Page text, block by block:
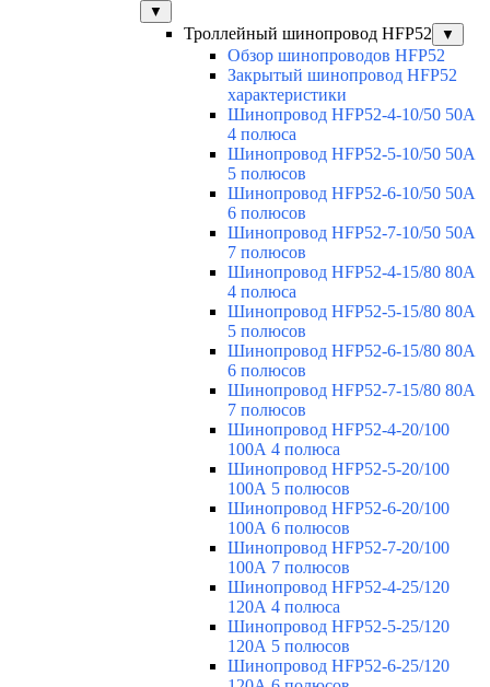
▼
Троллейный шинопровод HFP52 ▼
Обзор шинопроводов HFP52
Закрытый шинопровод HFP52
характеристики
Шинопровод HFP52-4-10/50 50A
4 полюса
Шинопровод HFP52-5-10/50 50А
5 полюсов
Шинопровод HFP52-6-10/50 50А
6 полюсов
Шинопровод HFP52-7-10/50 50А
7 полюсов
Шинопровод HFP52-4-15/80 80A
4 полюса
Шинопровод HFP52-5-15/80 80А
5 полюсов
Шинопровод HFP52-6-15/80 80А
6 полюсов
Шинопровод HFP52-7-15/80 80А
7 полюсов
Шинопровод HFP52-4-20/100
100А 4 полюса
Шинопровод HFP52-5-20/100
100А 5 полюсов
Шинопровод HFP52-6-20/100
100А 6 полюсов
Шинопровод HFP52-7-20/100
100А 7 полюсов
Шинопровод HFP52-4-25/120
120А 4 полюса
Шинопровод HFP52-5-25/120
120А 5 полюсов
Шинопровод HFP52-6-25/120